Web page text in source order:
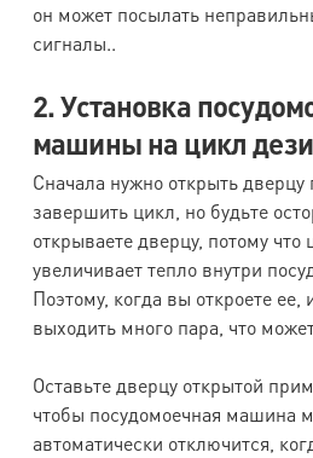
он может посылать
сигналы..
2. Установка
машины на цикл
Сначала нужно открыть дверцу
завершить цикл, но будьте
открываете дверцу, потому
увеличивает тепло внутри
Поэтому, когда вы откроете ее,
выходить много пара, что
Оставьте дверцу открытой
чтобы посудомоечная машина
автоматически отключится,